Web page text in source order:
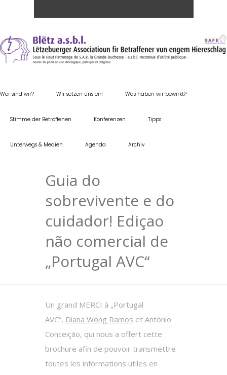
Wer sind wir? Wir setzen uns ein Was haben wir bewirkt?
Stimme der Betroffenen Konferenzen Tipps
Unterwegs & Medien Agenda Archiv
Guia do
sobrevivente e do
cuidador! Ediçao
não comercial de
„Portugal AVC“
Un grand MERCI à „Portugal
AVC“, Diana Wong Ramos et António
Conceição, qui nous a offert cette
brochure afin de pouvoir transmettre
toutes les informations utiles en